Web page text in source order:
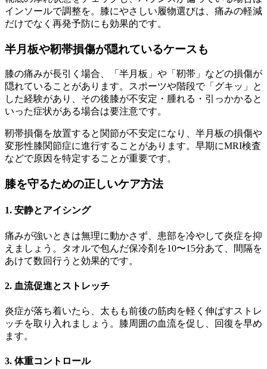
インソールで調整を。膝にやさしい履物選びは、痛みの軽減
だけでなく再発予防にも効果的です。
半月板や靭帯損傷が隠れているケースも
膝の痛みが長引く場合、「半月板」や「靭帯」などの損傷が
隠れていることがあります。スポーツや階段で「グキッ」と
した経験があり、その後膝が不安定・腫れる・引っかかると
いった症状がある場合は要注意です。
靭帯損傷を放置すると関節が不安定になり、半月板の損傷や
変形性膝関節症に進行することがあります。早期にMRI検査
などで原因を特定することが重要です。
膝を守るための正しいケア方法
1. 安静とアイシング
痛みが強いときは無理に動かさず、患部を冷やして炎症を抑
えましょう。タオルで包んだ保冷剤を10〜15分あて、間隔を
あけて数回行うと効果的です。
2. 血流促進とストレッチ
炎症が落ち着いたら、太もも前後の筋肉を軽く伸ばすストレ
ッチを取り入れましょう。膝周囲の血流を促し、回復を早め
ます。
3. 体重コントロール